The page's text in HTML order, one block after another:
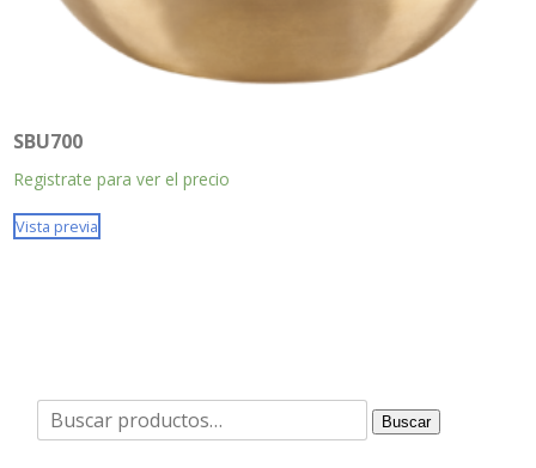
SBU700
Registrate para ver el precio
Vista previa
Buscar
por:
Buscar